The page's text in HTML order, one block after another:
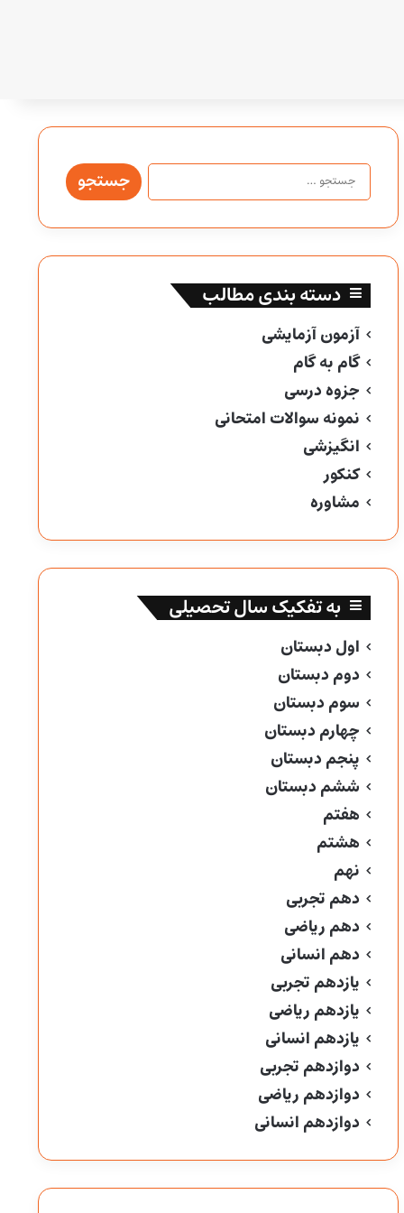
جستجو
برای:
دسته بندی مطالب
آزمون آزمایشی
گام به گام
جزوه درسی
نمونه سوالات امتحانی
انگیزشی
کنکور
مشاوره
به تفکیک سال تحصیلی
اول دبستان
دوم دبستان
سوم دبستان
چهارم دبستان
پنجم دبستان
ششم دبستان
هفتم
هشتم
نهم
دهم تجربی
دهم ریاضی
دهم انسانی
یازدهم تجربی
یازدهم ریاضی
یازدهم انسانی
دوازدهم تجربی
دوازدهم ریاضی
دوازدهم انسانی